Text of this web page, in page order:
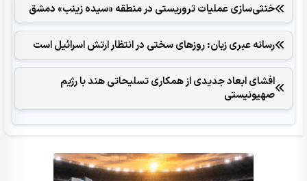
خنثی‌سازی عملیات تروریستی در منطقه «سیده زینب» دمشق
رسانه عبری زبان: روزهای سختی در انتظار ارتش اسرائیل است
افشای ابعاد جدیدی از همکاری تسلیحاتی هند با رژیم
صهیونیستی